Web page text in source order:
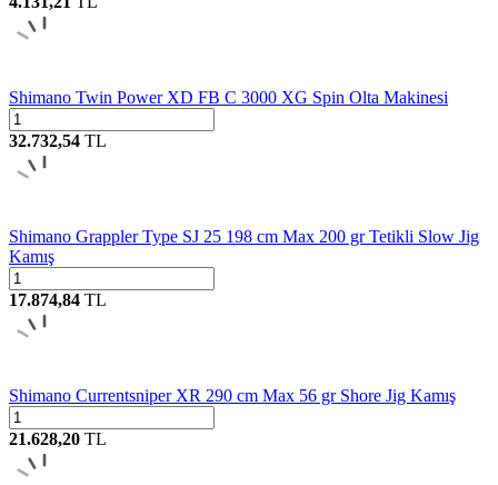
Shimano Twin Power XD FB C 3000 XG Spin Olta Makinesi
32.732,54 TL
Shimano Grappler Type SJ 25 198 cm Max 200 gr Tetikli Slow Jig
Kamış
17.874,84 TL
Shimano Currentsniper XR 290 cm Max 56 gr Shore Jig Kamış
21.628,20 TL